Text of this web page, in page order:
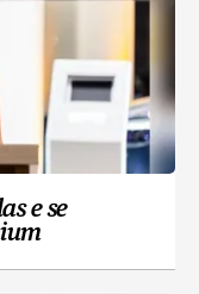
e se